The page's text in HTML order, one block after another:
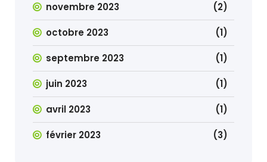
novembre 2023 (2)
octobre 2023 (1)
septembre 2023 (1)
juin 2023 (1)
avril 2023 (1)
février 2023 (3)